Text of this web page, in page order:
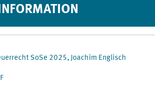
SoSe 2025, Joachim Englisch